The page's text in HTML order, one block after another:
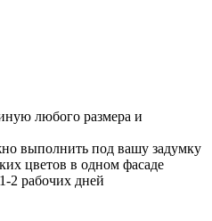
любого размера и
выполнить под вашу задумку
цветов в одном фасаде
2 рабочих дней